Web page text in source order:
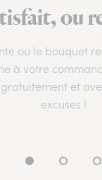
ou
ou le bouquet
à votre
et
excuses !